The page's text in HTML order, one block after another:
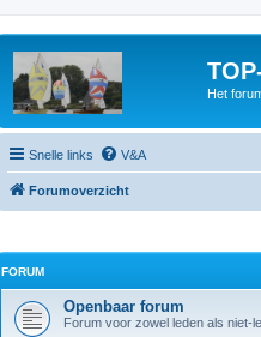
Het
Snelle links V&A
Forumoverzicht
FORUM
Openbaar forum
Forum voor zowel leden als niet-